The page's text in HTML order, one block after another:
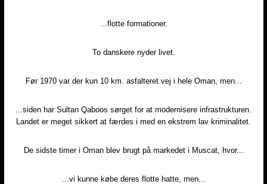
...flotte formationer.​
To danskere nyder livet.
Før 1970 var der kun 10 km. asfalteret vej i hele Oman, men...
...siden har Sultan Qaboos sørget for at modernisere infrastrukturen.
Landet er meget sikkert at færdes i med en ekstrem lav kriminalitet.
De sidste timer i Oman blev brugt på markedet i Muscat, hvor...​
...vi kunne købe deres flotte hatte, men...​